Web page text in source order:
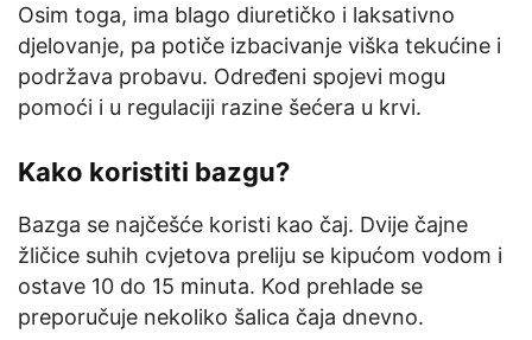
Osim toga, ima blago diuretičko i laksativno
djelovanje, pa potiče izbacivanje viška tekućine i
podržava probavu. Određeni spojevi mogu
pomoći i u regulaciji razine šećera u krvi.
Kako koristiti bazgu?
Bazga se najčešće koristi kao čaj. Dvije čajne
žličice suhih cvjetova preliju se kipućom vodom i
ostave 10 do 15 minuta. Kod prehlade se
preporučuje nekoliko šalica čaja dnevno.